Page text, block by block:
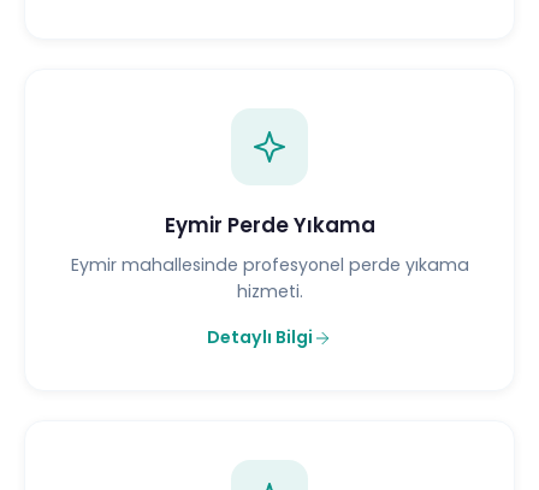
Eymir Perde Yıkama
Eymir mahallesinde profesyonel perde yıkama
hizmeti.
Detaylı Bilgi